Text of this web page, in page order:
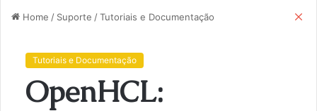
Home / Suporte /Tutoriais e Documentação
Tutoriais e Documentação
OpenHCL: